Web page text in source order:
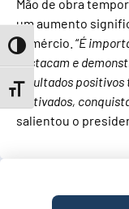
Toggle High Contrast
Toggle Font size
Mão de obra
um aumento
comércio. “É
destacam e
resultados positivos
efetivados,
salientou o